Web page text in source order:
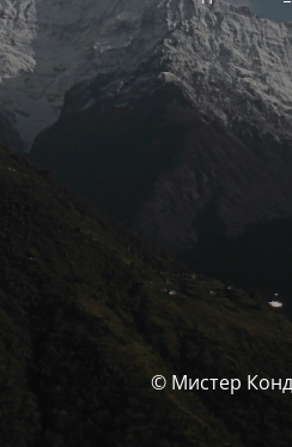
© Мистер